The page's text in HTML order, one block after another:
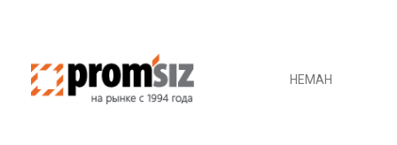
НЕМАН